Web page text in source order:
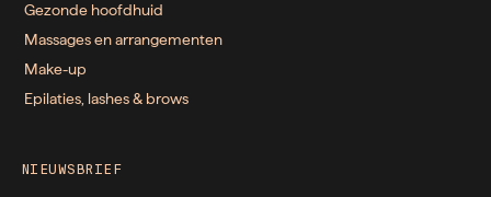
Gezonde hoofdhuid
Massages en arrangementen
Make-up
Epilaties, lashes & brows
NIEUWSBRIEF